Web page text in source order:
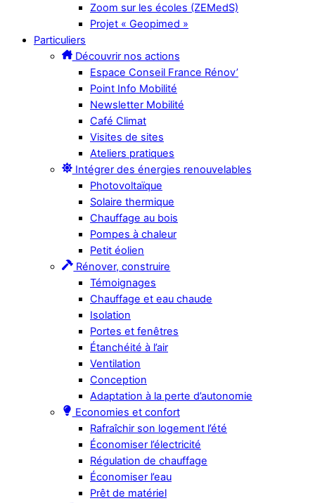
Zoom sur les écoles (ZEMedS)
Projet « Geopimed »
Particuliers
Découvrir nos actions
Espace Conseil France Rénov’
Point Info Mobilité
Newsletter Mobilité
Café Climat
Visites de sites
Ateliers pratiques
Intégrer des énergies renouvelables
Photovoltaïque
Solaire thermique
Chauffage au bois
Pompes à chaleur
Petit éolien
Rénover, construire
Témoignages
Chauffage et eau chaude
Isolation
Portes et fenêtres
Étanchéité à l’air
Ventilation
Conception
Adaptation à la perte d’autonomie
Economies et confort
Rafraîchir son logement l’été
Économiser l’électricité
Régulation de chauffage
Économiser l’eau
Prêt de matériel